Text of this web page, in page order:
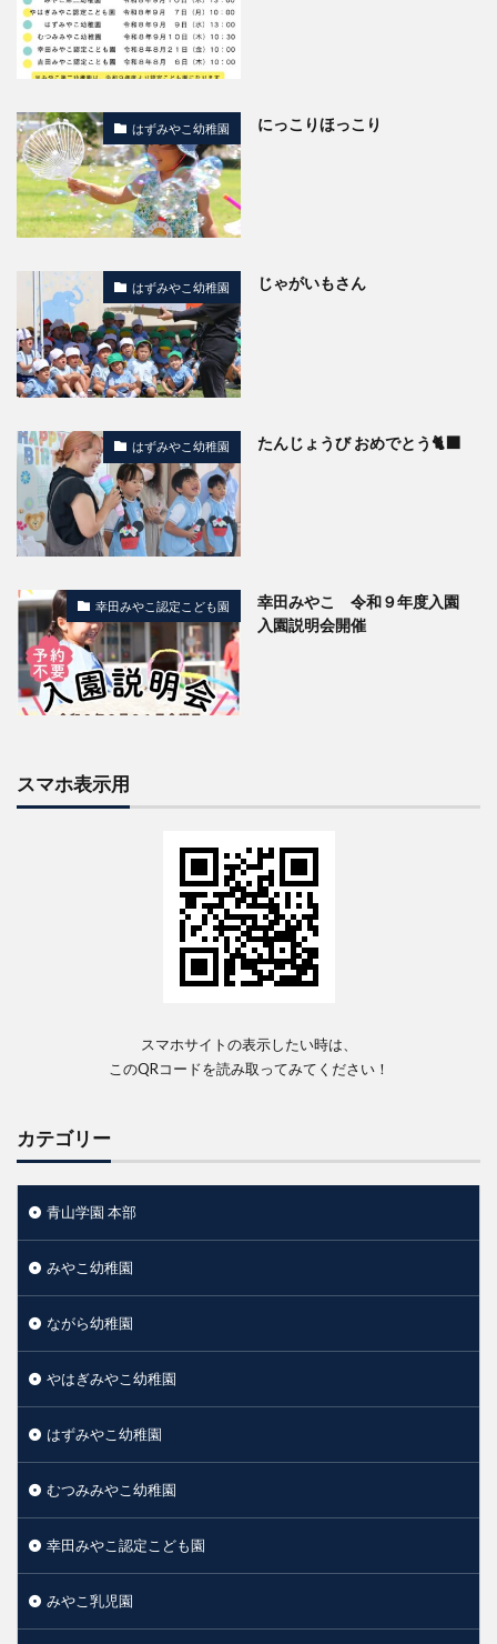
はずみやこ幼稚園 にっこりほっこり
はずみやこ幼稚園 じゃがいもさん
はずみやこ幼稚園 たんじょうび おめでとう🐈‍⬛
幸田みやこ認定こども園
幸田みやこ 令和９年度入園
入園説明会開催
スマホ表示用
スマホサイトの表示したい時は、
このQRコードを読み取ってみてください！
カテゴリー
青山学園 本部
みやこ幼稚園
ながら幼稚園
やはぎみやこ幼稚園
はずみやこ幼稚園
むつみみやこ幼稚園
幸田みやこ認定こども園
みやこ乳児園